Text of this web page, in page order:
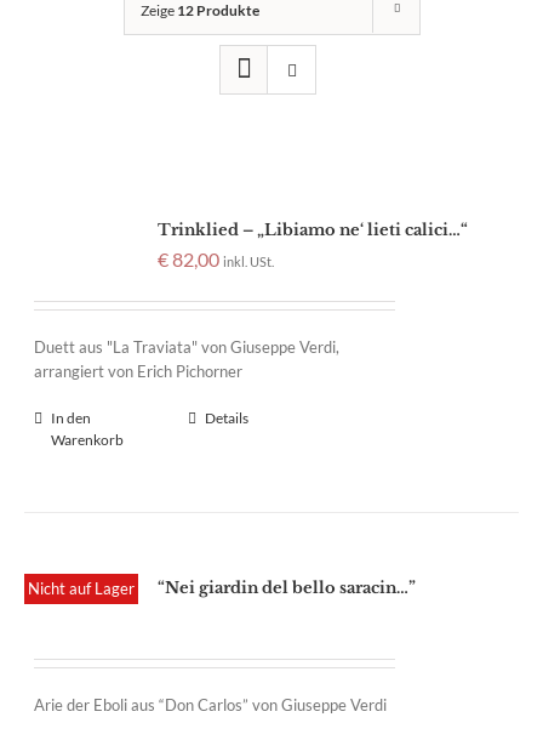
Zeige 12 Produkte
Trinklied – „Libiamo ne‘ lieti calici…“
€82,00 inkl. USt.
Duett aus "La Traviata" von Giuseppe Verdi,
arrangiert von Erich Pichorner
In den
Warenkorb
Details
Nicht auf Lager “Nei giardin del bello saracin…”
Arie der Eboli aus “Don Carlos” von Giuseppe Verdi